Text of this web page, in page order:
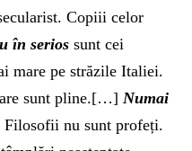
Copiii celor
în serios sunt cei
mare pe străzile Italiei.
sunt pline.[…] Numai
Filosofii nu sunt profeți.